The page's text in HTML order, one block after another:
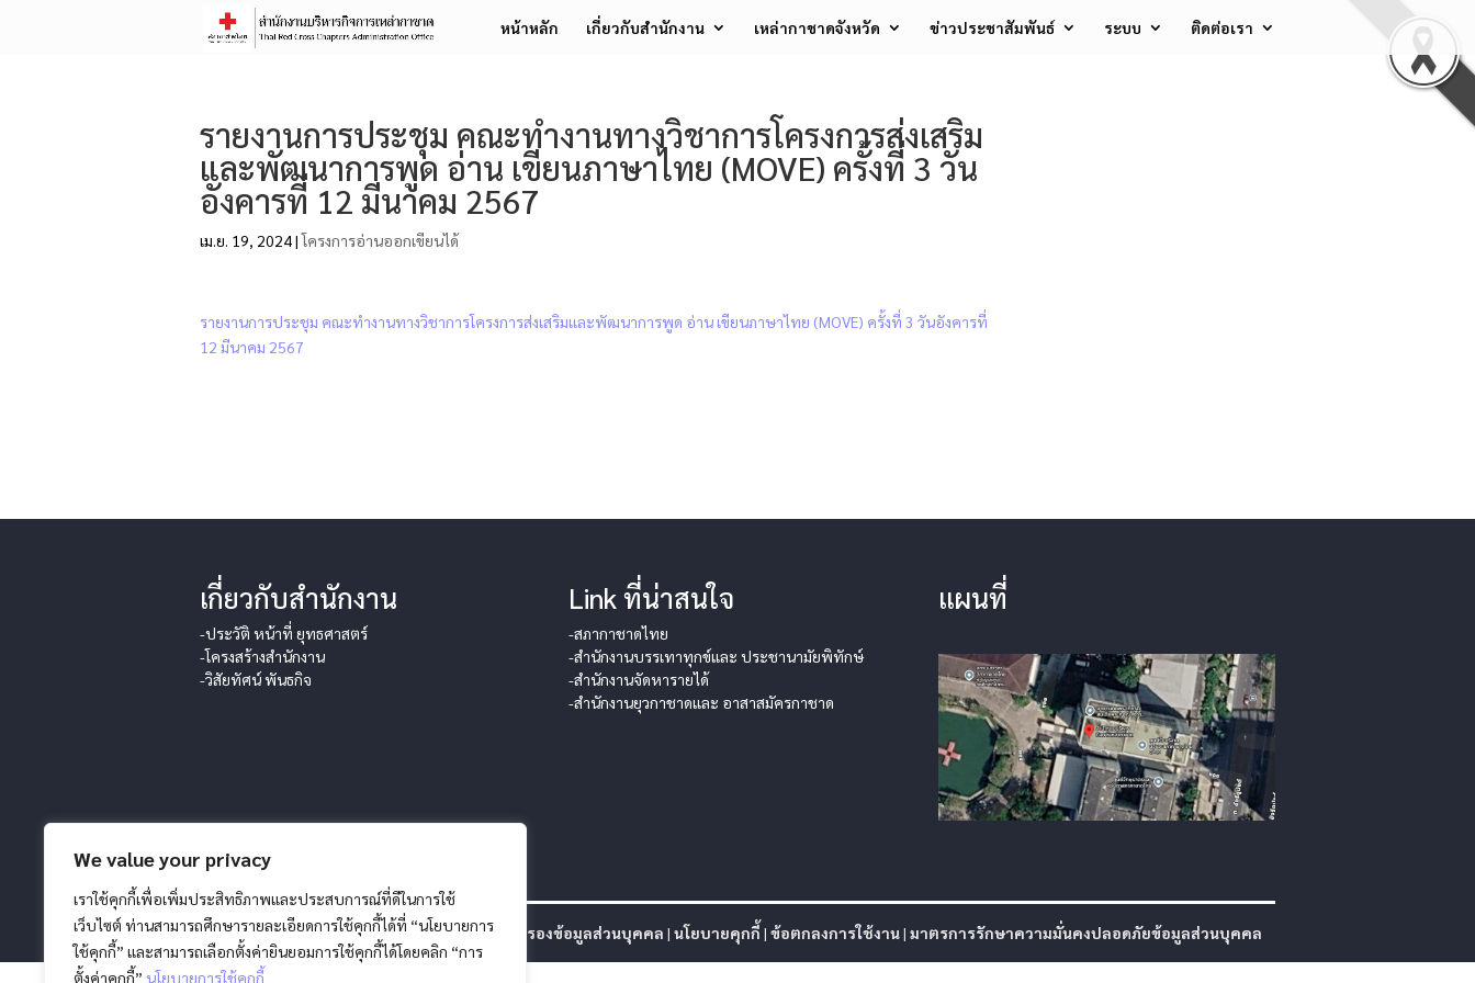
We value your privacy
เราใช้คุกกี้เพื่อเพิ่มประสิทธิภาพและประสบการณ์ที่ดีในการใช้
เว็บไซต์ ท่านสามารถศึกษารายละเอียดการใช้คุกกี้ได้ที่ “นโยบายการ
ใช้คุกกี้” และสามารถเลือกตั้งค่ายินยอมการใช้คุกกี้ได้โดยคลิก “การ
ตั้งค่าคุกกี้” นโยบายการใช้คุกกี้
หน้าหลัก เกี่ยวกับสำนักงาน เหล่ากาชาดจังหวัด ข่าวประชาสัมพันธ์ ระบบ ติดต่อเรา
รายงานการประชุม คณะทำงานทางวิชาการโครงการส่งเสริม
และพัฒนาการพูด อ่าน เขียนภาษาไทย (MOVE) ครั้งที่ 3 วัน
อังคารที่ 12 มีนาคม 2567
เม.ย. 19, 2024|โครงการอ่านออกเขียนได้
รายงานการประชุม คณะทำงานทางวิชาการโครงการส่งเสริมและพัฒนาการพูด อ่าน เขียนภาษาไทย (MOVE) ครั้งที่ 3 วันอังคารที่
12 มีนาคม 2567
เกี่ยวกับสำนักงาน
-ประวัติ หน้าที่ ยุทธศาสตร์
-โครงสร้างสำนักงาน
-วิสัยทัศน์ พันธกิจ
Link ที่น่าสนใจ
-สภากาชาดไทย
-สำนักงานบรรเทาทุกข์และ ประชานามัยพิทักษ์
-สำนักงานจัดหารายได้
-สำนักงานยุวกาชาดและ อาสาสมัครกาชาด
แผนที่
สงวนลิขสิทธิ์ โดย สภากาชาดไทย | นโยบายการคุ้มครองข้อมูลส่วนบุคคล | นโยบายคุกกี้ | ข้อตกลงการใช้งาน| มาตรการรักษาความมั่นคงปลอดภัยข้อมูลส่วนบุคคล